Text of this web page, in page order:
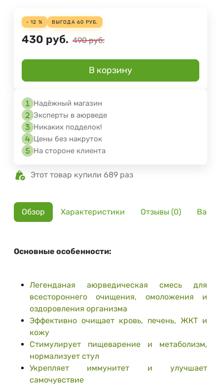
- 12 % ВЫГОДА 60 РУБ.
430 руб. 490 руб.
В корзину
Надёжный магазин
Эксперты в аюрведе
Никаких подделок!
Цены без накруток
На стороне клиента
Этот товар купили 689 раз
Обзор Характеристики Отзывы (0)
Основные особенности:
Легенданая аюрведическая смесь для
всестороннего очищения, омоложения и
оздоровления организма
Эффективно очищает кровь, печень, ЖКТ и
кожу
Стимулирует пищеварение и метаболизм,
нормализует стул
Укрепляет иммунитет и улучшает
самочувствие